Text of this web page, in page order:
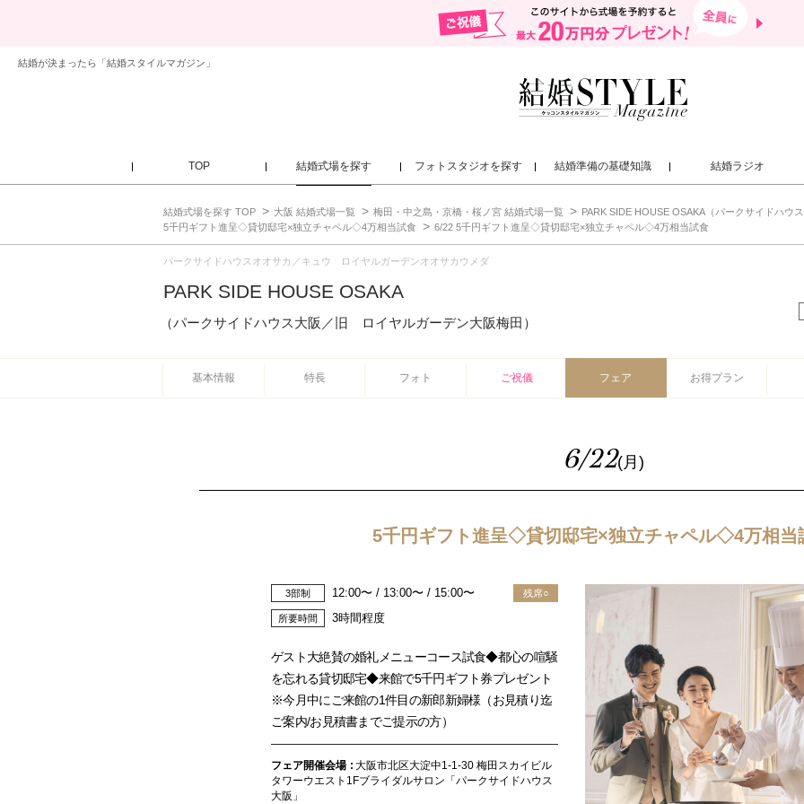
結婚が決まったら「結婚スタイルマガジン」
TOP 結婚式場を探す フォトスタジオを探す 結婚準備の基礎知識 結婚ラジオ
結婚式場を探す TOP 大阪 結婚式場一覧 梅田・中之島・京橋・桜ノ宮 結婚式場一覧
PARK SIDE HOUSE OSAKA（パークサイドハウス大阪／旧
5千円ギフト進呈◇貸切邸宅×独立チャペル◇4万相当試食
6/22 5千円ギフト進呈◇貸切邸宅×独立チャペル◇4万相当試食
パークサイドハウスオオサカ／キュウ ロイヤルガーデンオオサカウメダ
PARK SIDE HOUSE OSAKA
（パークサイドハウス大阪／旧 ロイヤルガーデン大阪梅田）
基本情報 特長 フォト ご祝儀 フェア お得プラン
6/22(月)
5千円ギフト進呈◇貸切邸宅×独立チャペル◇4万相当
3部制 12:00〜 / 13:00〜 / 15:00〜
所要時間 3時間程度
残席○
ゲスト大絶賛の婚礼メニューコース試食◆都心の喧騒
を忘れる貸切邸宅◆来館で5千円ギフト券プレゼント
※今月中にご来館の1件目の新郎新婦様（お見積り迄
ご案内/お見積書までご提示の方）
フェア開催会場
大阪市北区大淀中1-1-30 梅田スカイビル
タワーウエスト1Fブライダルサロン「パークサイドハウス
大阪」